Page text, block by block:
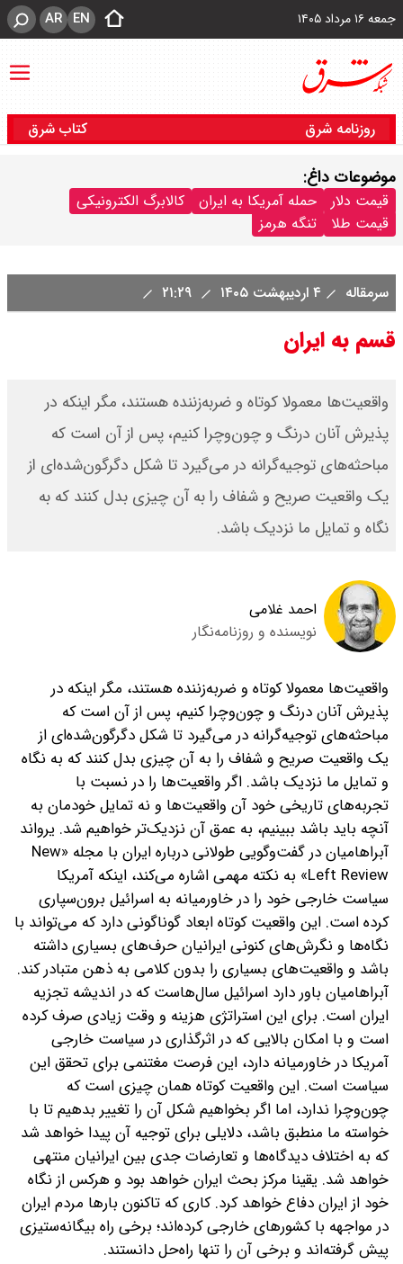
جمعه ۱۶ مرداد ۱۴۰۵ EN
AR
روزنامه شرق کتاب شرق
موضوعات داغ:
قیمت دلار حمله آمریکا به ایران
کالابرگ الکترونیکی
قیمت طلا
تنگه هرمز
سرمقاله ۴ اردیبهشت ۱۴۰۵
قسم به ایران
واقعیت‌ها معمولا کوتاه و ضربه‌زننده هستند، مگر اینکه در
پذیرش آنان درنگ و چون‌وچرا کنیم، پس از آن است که
مباحثه‌های توجیه‌گرانه در می‌گیرد تا شکل دگرگون‌شده‌‌ای از
یک واقعیت صریح و شفاف را به آن چیزی بدل کنند که به
نگاه و تمایل ما نزدیک باشد.
احمد غلامی
نویسنده و روزنامه‌نگار
واقعیت‌ها معمولا کوتاه و ضربه‌زننده هستند، مگر اینکه در
پذیرش آنان درنگ و چون‌وچرا کنیم، پس از آن است که
مباحثه‌های توجیه‌گرانه در می‌گیرد تا شکل دگرگون‌شده‌‌ای از
یک واقعیت صریح و شفاف را به آن چیزی بدل کنند که به نگاه
و تمایل ما نزدیک باشد. اگر واقعیت‌ها را در نسبت با
تجربه‌های تاریخی خود آن واقعیت‌ها و نه تمایل خودمان به
آنچه باید باشد ببینیم، به عمق آن نزدیک‌تر خواهیم شد. یرواند
آبراهامیان در گفت‌و‌گویی طولانی درباره ایران با مجله «New
Left Review» به نکته مهمی اشاره می‌کند، اینکه آمریکا
سیاست خارجی خود را در خاورمیانه به اسرائیل برون‌سپاری
کرده است. این واقعیت کوتاه ابعاد گوناگونی دارد که می‌تواند با
نگاه‌ها و نگرش‌‌های کنونی ایرانیان حرف‌های بسیاری داشته
باشد و واقعیت‌های بسیاری را بدون کلامی به ذهن متبادر کند.
آبراهامیان باور دارد اسرائیل سال‌هاست که در اندیشه تجزیه
ایران است. برای این استراتژی هزینه و وقت زیادی صرف کرده
است و با امکان بالایی که در اثرگذاری در سیاست خارجی
آمریکا در خاورمیانه دارد، این فرصت مغتنمی برای تحقق این
سیاست است. این واقعیت کوتاه همان چیزی است که
چون‌وچرا ندارد، اما اگر بخواهیم شکل آن را تغییر بدهیم تا با
خواسته ما منطبق باشد، دلایلی برای توجیه آن پیدا خواهد شد
که به اختلاف دیدگاه‌ها و تعارضات جدی بین ایرانیان منتهی
خواهد شد. یقینا مرکز بحث ایران خواهد بود و هرکس از نگاه
خود از ایران دفاع خواهد کرد. کاری که تاکنون بارها مردم ایران
در مواجهه با کشورهای خارجی کرده‌اند؛ برخی راه بیگانه‌ستیزی
پیش گرفته‌اند و برخی آن را تنها راه‌حل دانستند.